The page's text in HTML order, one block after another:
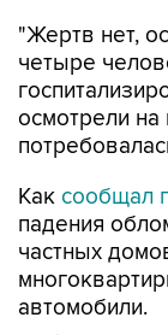
"Жертв нет,
четыре
осмотрели
Как сообщал
падения
частных
автомобили.